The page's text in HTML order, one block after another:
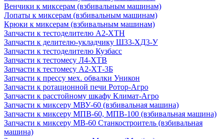
Венчики к миксерам (взбивальным машинам)
Лопаты к миксерам (взбивальным машинам)
Крюки к миксерам (взбивальным машинам)
Запчасти к тестоделителю А2-ХТН
Запчасти к делителю-укладчику Ш33-ХД3-У
Запчасти к тестоделителю Кузбасс
Запчасти к тестомесу Л4-ХТВ
Запчасти к тестомесу А2-ХТ-3Б
Запчасти к прессу мех. обвалки Уникон
Запчасти к ротационной печи Ротор-Агро
Запчасти к расстойному шкафу Климат-Агро
Запчасти к миксеру МВУ-60 (взбивальная машина)
Запчасти к миксеру МПВ-60, МПВ-100 (взбивальная машина)
Запчасти к миксеру МВ-60 Станкостроитель (взбивальная
машина)